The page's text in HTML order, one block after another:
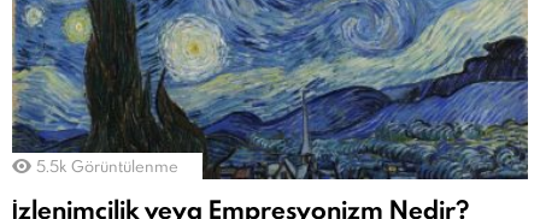
5.5k Görüntülenme
İzlenimcilik veya Empresyonizm Nedir?